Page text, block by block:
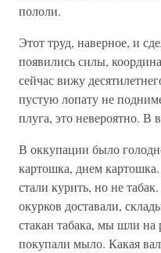
пололи.
Этот труд, наверное, и
появились силы,
сейчас вижу
пустую лопату не
плуга, это невероятно.
В оккупации было
картошка, днем
стали курить, но не
окурков доставали,
стакан табака, мы шли на
покупали мыло. Какая